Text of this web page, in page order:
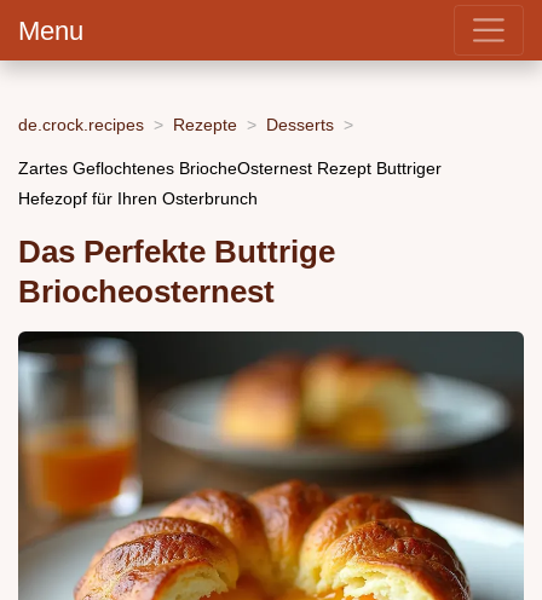
Menu
de.crock.recipes Rezepte Desserts
Zartes Geflochtenes BriocheOsternest Rezept Buttriger
Hefezopf für Ihren Osterbrunch
Das Perfekte Buttrige
Briocheosternest